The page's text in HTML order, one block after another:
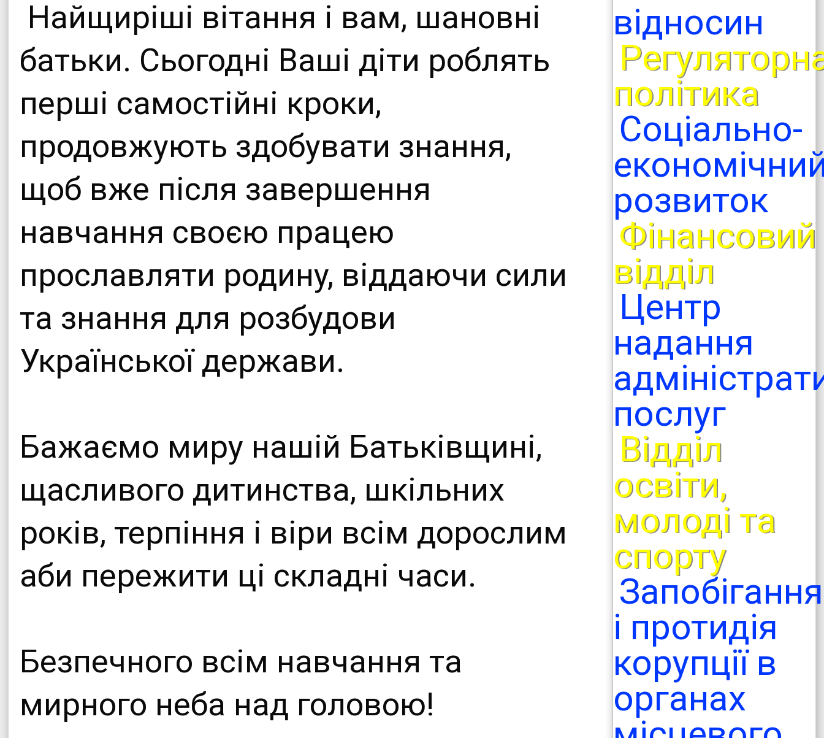
Найщиріші вітання і вам, шановні
батьки. Сьогодні Ваші діти роблять
перші самостійні кроки,
продовжують здобувати знання,
щоб вже після завершення
навчання своєю працею
прославляти родину, віддаючи сили
та знання для розбудови
Української держави.
Бажаємо миру нашій Батьківщині,
щасливого дитинства, шкільних
років, терпіння і віри всім дорослим
аби пережити ці складні часи.
Безпечного всім навчання та
мирного неба над головою!
відносин
політика
Соціально-
розвиток
Фінансовий
відділ
Центр
надання
послуг
Відділ
освіти,
молоді та
спорту
Запобігання
і протидія
корупції в
органах